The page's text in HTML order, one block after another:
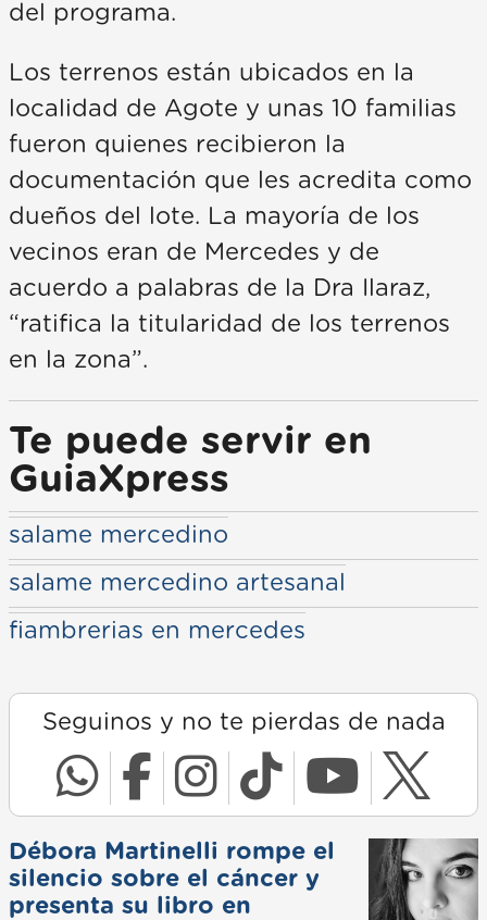
del programa.
Los terrenos están ubicados en la
localidad de Agote y unas 10 familias
fueron quienes recibieron la
documentación que les acredita como
dueños del lote. La mayoría de los
vecinos eran de Mercedes y de
acuerdo a palabras de la Dra Ilaraz,
“ratifica la titularidad de los terrenos
en la zona”.
Te puede servir en
GuiaXpress
salame mercedino
salame mercedino artesanal
fiambrerias en mercedes
Seguinos y no te pierdas de nada
Débora Martinelli rompe el
silencio sobre el cáncer y
presenta su libro en